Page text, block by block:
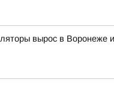
вырос в Воронеже